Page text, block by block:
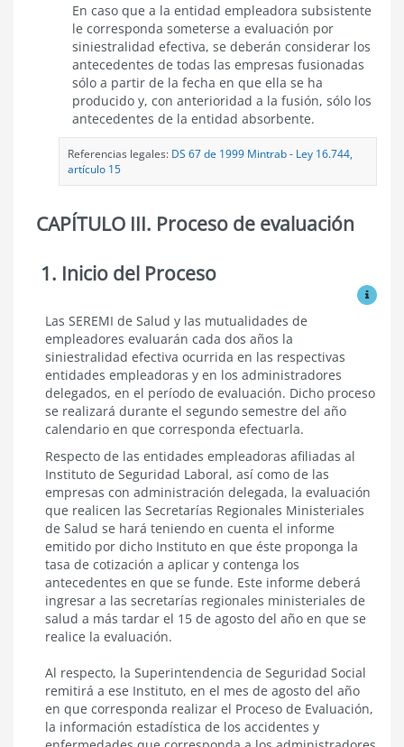
En caso que a la entidad empleadora subsistente
le corresponda someterse a evaluación por
siniestralidad efectiva, se deberán considerar los
antecedentes de todas las empresas fusionadas
sólo a partir de la fecha en que ella se ha
producido y, con anterioridad a la fusión, sólo los
antecedentes de la entidad absorbente.
Referencias legales: DS 67 de 1999 Mintrab- Ley 16.744,
artículo 15
CAPÍTULO III. Proceso de evaluación
Proceso
de
1. Inicio del Proceso
Ver
Inicio
del
Proceso
Las SEREMI de Salud y las mutualidades de
empleadores evaluarán cada dos años la
siniestralidad efectiva ocurrida en las respectivas
entidades empleadoras y en los administradores
delegados, en el período de evaluación. Dicho proceso
se realizará durante el segundo semestre del año
calendario en que corresponda efectuarla.
Respecto de las entidades empleadoras afiliadas al
Instituto de Seguridad Laboral, así como de las
empresas con administración delegada, la evaluación
que realicen las Secretarías Regionales Ministeriales
de Salud se hará teniendo en cuenta el informe
emitido por dicho Instituto en que éste proponga la
tasa de cotización a aplicar y contenga los
antecedentes en que se funde. Este informe deberá
ingresar a las secretarías regionales ministeriales de
salud a más tardar el 15 de agosto del año en que se
realice la evaluación.
Al respecto, la Superintendencia de Seguridad Social
remitirá a ese Instituto, en el mes de agosto del año
en que corresponda realizar el Proceso de Evaluación,
la información estadística de los accidentes y